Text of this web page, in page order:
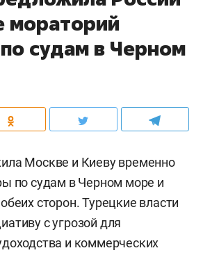
мораторий
судам в Черном
Москве и Киеву временно
по судам в Черном море и
сторон. Турецкие власти
с угрозой для
и коммерческих